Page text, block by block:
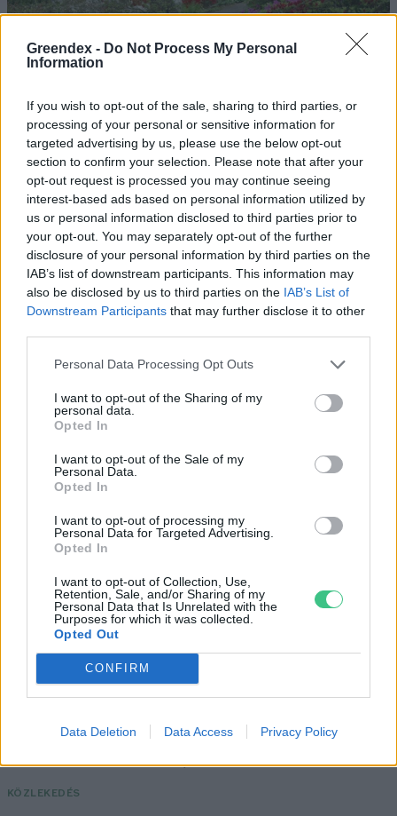
Greendex - Do Not Process My Personal
Information
If you wish to opt-out of the sale, sharing to third parties, or
processing of your personal or sensitive information for
targeted advertising by us, please use the below opt-out
section to confirm your selection. Please note that after your
opt-out request is processed you may continue seeing
interest-based ads based on personal information utilized by
us or personal information disclosed to third parties prior to
your opt-out. You may separately opt-out of the further
disclosure of your personal information by third parties on the
IAB’s list of downstream participants. This information may
also be disclosed by us to third parties on the IAB’s List of
Downstream Participants that may further disclose it to other
Personal Data Processing Opt Outs
I want to opt-out of the Sharing of my
personal data.
Opted In
I want to opt-out of the Sale of my
Personal Data.
Opted In
I want to opt-out of processing my
Personal Data for Targeted Advertising.
Opted In
I want to opt-out of Collection, Use,
Retention, Sale, and/or Sharing of my
Personal Data that Is Unrelated with the
Purposes for which it was collected.
Opted Out
CONFIRM
Data Deletion Data Access Privacy Policy
Magyarország tele van gyönyörű növényekkel, így arborétumokkal
is. A jó idő beköszöntével érdemes minél többet felkeresni.
Születésnapi programokkal várja a
hétvégén a közönséget a 160 éves
ÉLŐ BOLYGÓNK
Szedd magad őszibarack: itt vannak
a legjobb lelőhelyek!
SZEMLE
Négy éven belül valósággá válhatnak az
KÖZLEKEDÉS